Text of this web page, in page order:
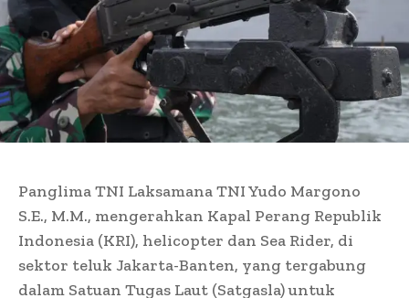
Panglima TNI Laksamana TNI Yudo Margono
S.E., M.M., mengerahkan Kapal Perang Republik
Indonesia (KRI), helicopter dan Sea Rider, di
sektor teluk Jakarta-Banten, yang tergabung
dalam Satuan Tugas Laut (Satgasla) untuk